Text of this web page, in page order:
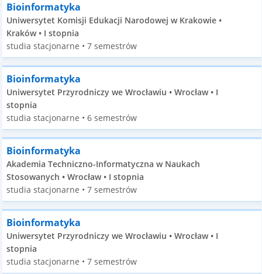
Bioinformatyka
Uniwersytet Komisji Edukacji Narodowej w Krakowie •
Kraków • I stopnia
studia stacjonarne • 7 semestrów
Bioinformatyka
Uniwersytet Przyrodniczy we Wrocławiu • Wrocław • I
stopnia
studia stacjonarne • 6 semestrów
Bioinformatyka
Akademia Techniczno-Informatyczna w Naukach
Stosowanych • Wrocław • I stopnia
studia stacjonarne • 7 semestrów
Bioinformatyka
Uniwersytet Przyrodniczy we Wrocławiu • Wrocław • I
stopnia
studia stacjonarne • 7 semestrów